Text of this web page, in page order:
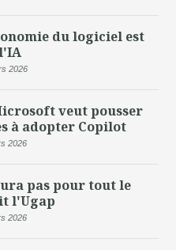
du logiciel est
2026
veut pousser
à adopter Copilot
2026
pas pour tout le
l'Ugap
2026